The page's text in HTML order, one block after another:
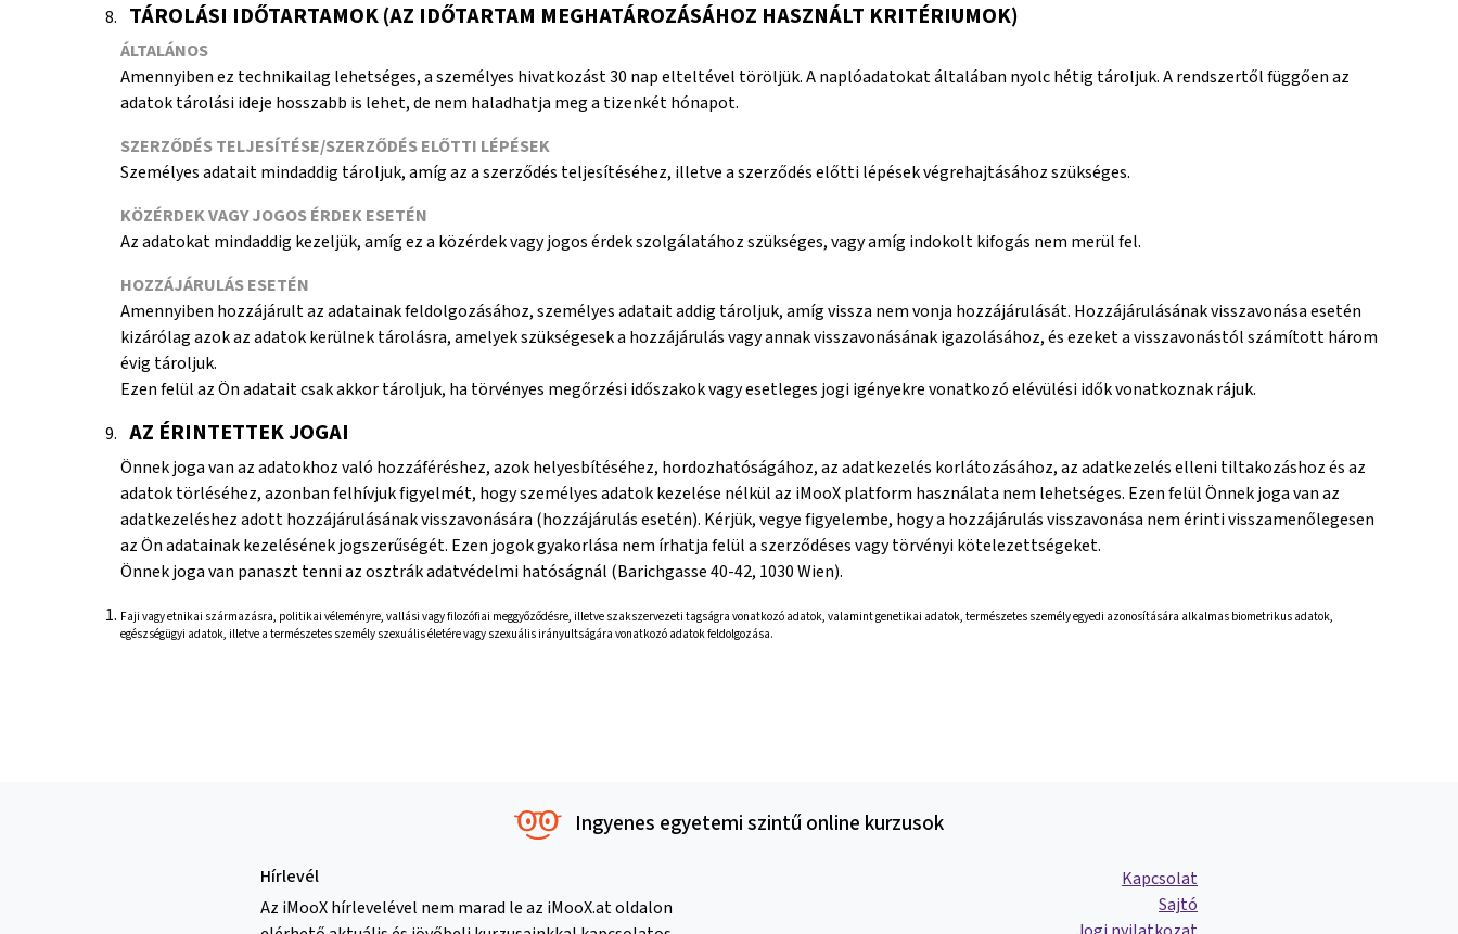
TÁROLÁSI IDŐTARTAMOK (AZ IDŐTARTAM MEGHATÁROZÁSÁHOZ HASZNÁLT KRITÉRIUMOK)
ÁLTALÁNOS
Amennyiben ez technikailag lehetséges, a személyes hivatkozást 30 nap elteltével töröljük. A naplóadatokat általában nyolc hétig tároljuk. A rendszertől függően az
adatok tárolási ideje hosszabb is lehet, de nem haladhatja meg a tizenkét hónapot.
SZERZŐDÉS TELJESÍTÉSE/SZERZŐDÉS ELŐTTI LÉPÉSEK
Személyes adatait mindaddig tároljuk, amíg az a szerződés teljesítéséhez, illetve a szerződés előtti lépések végrehajtásához szükséges.
KÖZÉRDEK VAGY JOGOS ÉRDEK ESETÉN
Az adatokat mindaddig kezeljük, amíg ez a közérdek vagy jogos érdek szolgálatához szükséges, vagy amíg indokolt kifogás nem merül fel.
HOZZÁJÁRULÁS ESETÉN
Amennyiben hozzájárult az adatainak feldolgozásához, személyes adatait addig tároljuk, amíg vissza nem vonja hozzájárulását. Hozzájárulásának visszavonása esetén
kizárólag azok az adatok kerülnek tárolásra, amelyek szükségesek a hozzájárulás vagy annak visszavonásának igazolásához, és ezeket a visszavonástól számított három
évig tároljuk.
Ezen felül az Ön adatait csak akkor tároljuk, ha törvényes megőrzési időszakok vagy esetleges jogi igényekre vonatkozó elévülési idők vonatkoznak rájuk.
AZ ÉRINTETTEK JOGAI
Önnek joga van az adatokhoz való hozzáféréshez, azok helyesbítéséhez, hordozhatóságához, az adatkezelés korlátozásához, az adatkezelés elleni tiltakozáshoz és az
adatok törléséhez, azonban felhívjuk figyelmét, hogy személyes adatok kezelése nélkül az iMooX platform használata nem lehetséges. Ezen felül Önnek joga van az
adatkezeléshez adott hozzájárulásának visszavonására (hozzájárulás esetén). Kérjük, vegye figyelembe, hogy a hozzájárulás visszavonása nem érinti visszamenőlegesen
az Ön adatainak kezelésének jogszerűségét. Ezen jogok gyakorlása nem írhatja felül a szerződéses vagy törvényi kötelezettségeket.
Önnek joga van panaszt tenni az osztrák adatvédelmi hatóságnál (Barichgasse 40-42, 1030 Wien).
Faji vagy etnikai származásra, politikai véleményre, vallási vagy filozófiai meggyőződésre, illetve szakszervezeti tagságra vonatkozó adatok, valamint genetikai adatok, természetes személy egyedi azonosítására alkalmas biometrikus adatok,
egészségügyi adatok, illetve a természetes személy szexuális életére vagy szexuális irányultságára vonatkozó adatok feldolgozása.
Ingyenes egyetemi szintű online kurzusok
Hírlevél
Az iMooX hírlevelével nem marad le az iMooX.at oldalon
Kapcsolat
Sajtó